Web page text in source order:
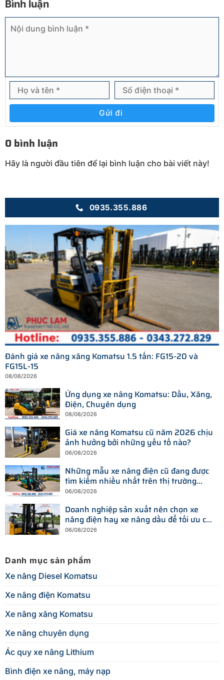
Bình luận
Gửi đi
0 bình luận
Hãy là người đầu tiên để lại bình luận cho bài viết này!
0935.355.886
Đánh giá xe nâng xăng Komatsu 1.5 tấn: FG15-20 và
FG15L-15
08/08/2026
Ứng dụng xe nâng Komatsu: Dầu, Xăng,
Điện, Chuyên dụng
08/08/2026
Giá xe nâng Komatsu cũ năm 2026 chịu
ảnh hưởng bởi những yếu tố nào?
06/08/2026
Những mẫu xe nâng điện cũ đang được
tìm kiếm nhiều nhất trên thị trường
hiện nay
06/08/2026
Doanh nghiệp sản xuất nên chọn xe
nâng điện hay xe nâng dầu để tối ưu chi
phí?
06/08/2026
Danh mục sản phẩm
Xe nâng Diesel Komatsu
Xe nâng điện Komatsu
Xe nâng xăng Komatsu
Xe nâng chuyên dụng
Ác quy xe nâng Lithium
Bình điện xe nâng, máy nạp